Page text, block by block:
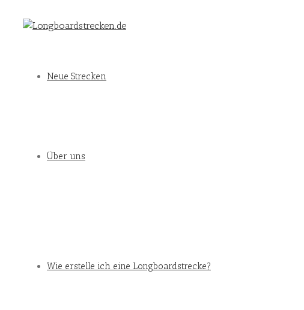
Neue Strecken
Über uns
Wie erstelle ich eine Longboardstrecke?